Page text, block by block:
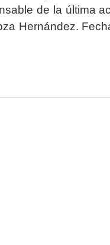
de la última
Hernández.